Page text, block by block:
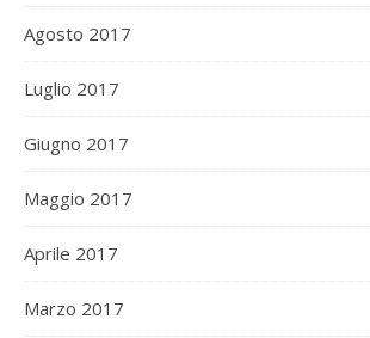
Agosto 2017
Luglio 2017
Giugno 2017
Maggio 2017
Aprile 2017
Marzo 2017